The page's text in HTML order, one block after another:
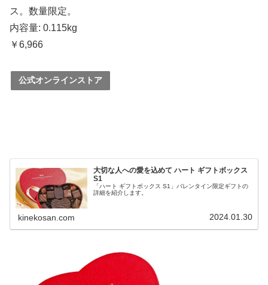
ス。数量限定。
内容量: 0.115kg
￥6,966
公式オンラインストア
大切な人への愛を込めて ハート ギフトボックス
S1
「ハート ギフトボックス S1」バレンタイン限定ギフトの
詳細を紹介します。
kinekosan.com 2024.01.30